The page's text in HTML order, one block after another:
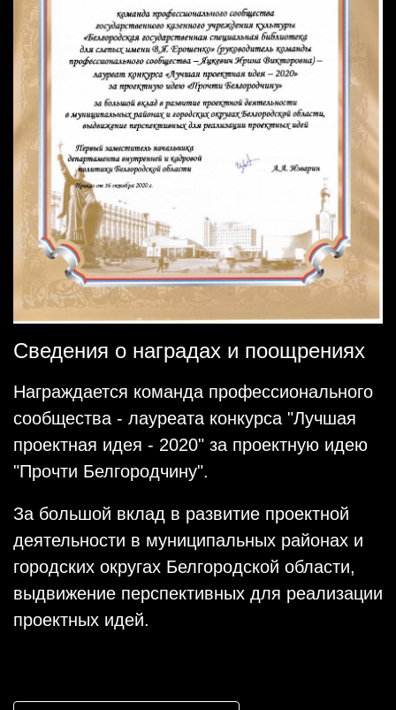
Сведения о наградах и поощрениях
Награждается команда профессионального
сообщества - лауреата конкурса "Лучшая
проектная идея - 2020" за проектную идею
"Прочти Белгородчину".
За большой вклад в развитие проектной
деятельности в муниципальных районах и
городских округах Белгородской области,
выдвижение перспективных для реализации
проектных идей.